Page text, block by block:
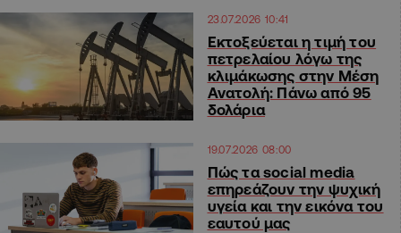
23.07.2026 10:41
Εκτοξεύεται η τιμή του
πετρελαίου λόγω της
κλιμάκωσης στην Μέση
Ανατολή: Πάνω από 95
δολάρια
19.07.2026 08:00
Πώς τα social media
επηρεάζουν την ψυχική
υγεία και την εικόνα του
εαυτού μας